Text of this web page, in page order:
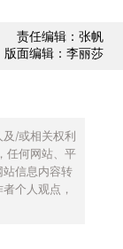
责任编辑：张帆
版面编辑：李丽莎
/或相关权利
任何网站、平
信息内容转
个人观点，